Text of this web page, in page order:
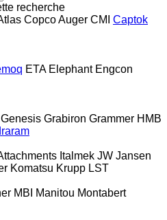
recherche
CopcoAuger CMI Captok
ETA Elephant Engcon
Genesis Grabiron Grammer HMB
Italmek JW Jansen
Komatsu Krupp LST
MBI Manitou Montabert